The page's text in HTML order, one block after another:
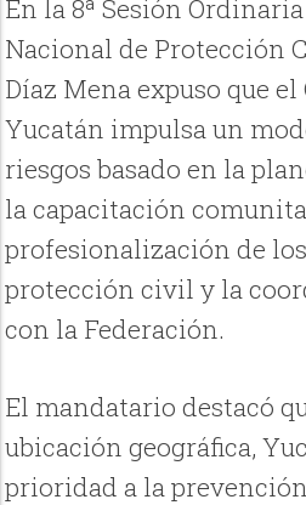
En la 8ª Sesión
Nacional de Protección
Díaz Mena expuso que
Yucatán impulsa un
riesgos basado en la
la capacitación
profesionalización de
protección civil y la
con la Federación.
El mandatario destacó
ubicación geográfica,
prioridad a la